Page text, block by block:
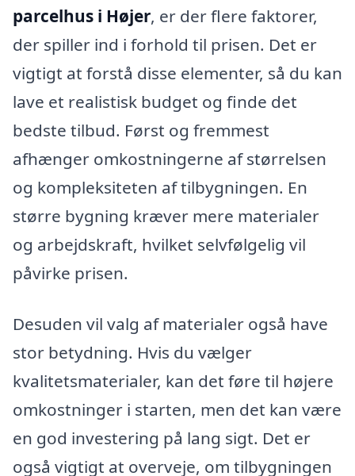
parcelhus i Højer, er der flere faktorer,
der spiller ind i forhold til prisen. Det er
vigtigt at forstå disse elementer, så du kan
lave et realistisk budget og finde det
bedste tilbud. Først og fremmest
afhænger omkostningerne af størrelsen
og kompleksiteten af tilbygningen. En
større bygning kræver mere materialer
og arbejdskraft, hvilket selvfølgelig vil
påvirke prisen.
Desuden vil valg af materialer også have
stor betydning. Hvis du vælger
kvalitetsmaterialer, kan det føre til højere
omkostninger i starten, men det kan være
en god investering på lang sigt. Det er
også vigtigt at overveje, om tilbygningen